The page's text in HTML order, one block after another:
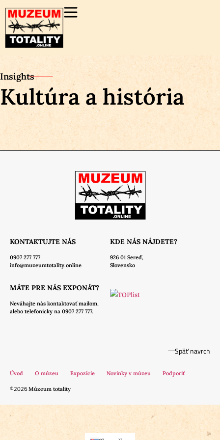
Insights
Kultúra a história
KONTAKTUJTE NÁS
0907 277 777
info@muzeumtotality.online
KDE NÁS NÁJDETE?
926 01 Sereď,
Slovensko
MÁTE PRE NÁS EXPONÁT?
Neváhajte nás kontaktovať mailom,
alebo telefonicky na 0907 277 777.
Späť navrch
Úvod O múzeu Expozície Novinky v múzeu Podporiť
©2026Múzeum totality